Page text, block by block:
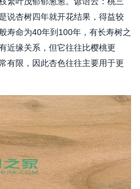
说杏树四年就开花结果，得益较
寿命为40年到100年，有长寿树之
近缘关系，但它往往比樱桃更
有限，因此杏色往往主要用于更